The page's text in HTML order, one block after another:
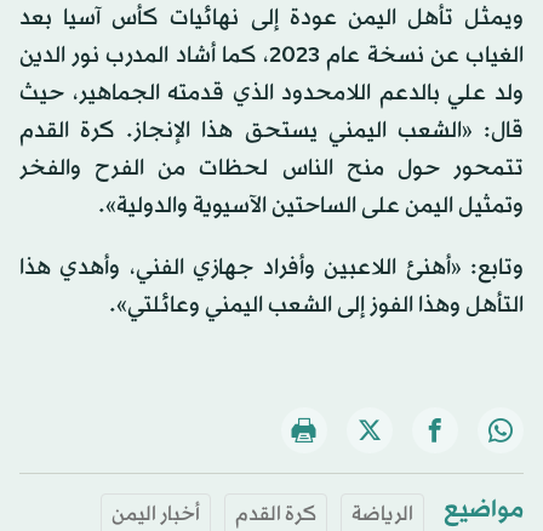
ويمثل تأهل اليمن عودة إلى نهائيات كأس آسيا بعد
الغياب عن نسخة عام 2023، كما أشاد المدرب نور الدين
ولد علي بالدعم اللامحدود الذي قدمته الجماهير، حيث
قال: «الشعب اليمني يستحق هذا الإنجاز. كرة القدم
تتمحور حول منح الناس لحظات من الفرح والفخر
وتمثيل اليمن على الساحتين الآسيوية والدولية».
وتابع: «أهنئ اللاعبين وأفراد جهازي الفني، وأهدي هذا
التأهل وهذا الفوز إلى الشعب اليمني وعائلتي».
مواضيع الرياضة كرة القدم
أخبار اليمن